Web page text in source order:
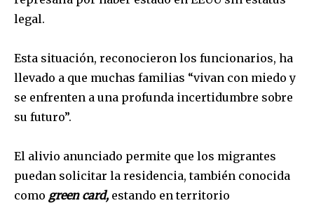
Join our community of
SUBSCRIBERS and be part of the
conversation.
legal.
Esta situación, reconocieron los funcionarios, ha
llevado a que muchas familias “vivan con miedo y
se enfrenten a una profunda incertidumbre sobre
su futuro”.
El alivio anunciado permite que los migrantes
puedan solicitar la residencia, también conocida
como green card, estando en territorio